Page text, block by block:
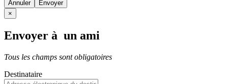
Annuler
×
Envoyer à un ami
Tous les champs sont obligatoires
Destinataire